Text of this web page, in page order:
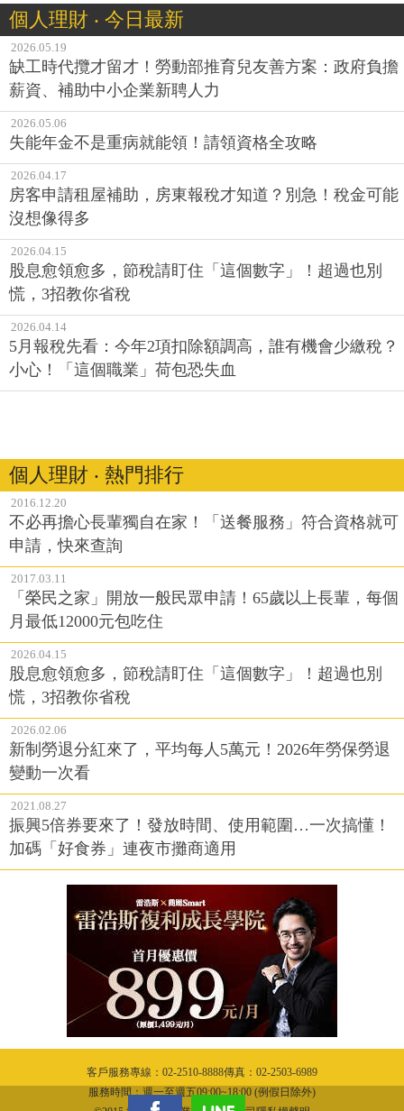
個人理財 ‧ 今日最新
2026.05.19
缺工時代攬才留才！勞動部推育兒友善方案：政府負擔
薪資、補助中小企業新聘人力
2026.05.06
失能年金不是重病就能領！請領資格全攻略
2026.04.17
房客申請租屋補助，房東報稅才知道？別急！稅金可能
沒想像得多
2026.04.15
股息愈領愈多，節稅請盯住「這個數字」！超過也別
慌，3招教你省稅
2026.04.14
5月報稅先看：今年2項扣除額調高，誰有機會少繳稅？
小心！「這個職業」荷包恐失血
個人理財 ‧ 熱門排行
2016.12.20
不必再擔心長輩獨自在家！「送餐服務」符合資格就可
申請，快來查詢
2017.03.11
「榮民之家」開放一般民眾申請！65歲以上長輩，每個
月最低12000元包吃住
2026.04.15
股息愈領愈多，節稅請盯住「這個數字」！超過也別
慌，3招教你省稅
2026.02.06
新制勞退分紅來了，平均每人5萬元！2026年勞保勞退
變動一次看
2021.08.27
振興5倍券要來了！發放時間、使用範圍…一次搞懂！
加碼「好食券」連夜市攤商適用
客戶服務專線：02-2510-8888傳真：02-2503-6989
服務時間：週一至週五09:00~18:00 (例假日除外)